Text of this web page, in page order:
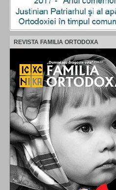
REVISTA FAMILIA ORTODOXA